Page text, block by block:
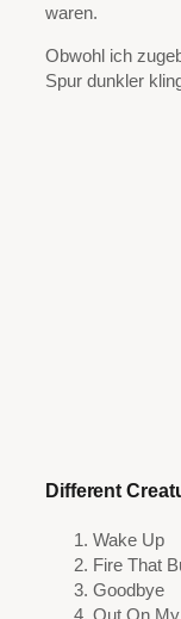
waren.
Obwohl ich
Spur dunkler
Different
Wake Up
Fire That
Goodbye